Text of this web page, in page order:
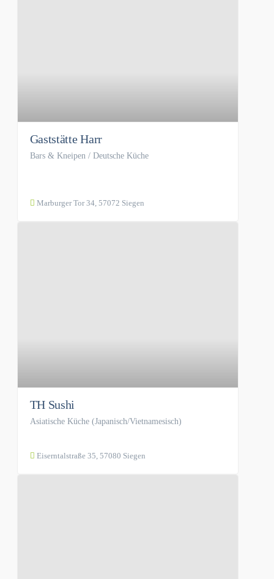
Gaststätte Harr
Bars & Kneipen / Deutsche Küche
Marburger Tor 34, 57072 Siegen
TH Sushi
Asiatische Küche (Japanisch/Vietnamesisch)
Eiserntalstraße 35, 57080 Siegen